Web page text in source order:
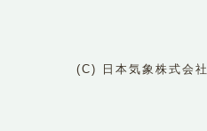
(C) 日本気象株式会社